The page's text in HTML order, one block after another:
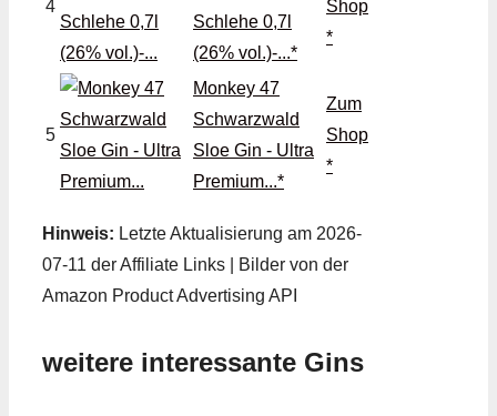
4
Schlehe 0,7l
(26% vol.)-...*
Shop
*
5
Monkey 47
Schwarzwald
Sloe Gin - Ultra
Premium...*
Zum
Shop
*
Hinweis: Letzte Aktualisierung am 2026-
07-11 der Affiliate Links | Bilder von der
Amazon Product Advertising API
weitere interessante Gins